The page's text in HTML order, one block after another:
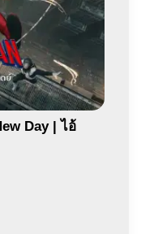
Day | ไอ้